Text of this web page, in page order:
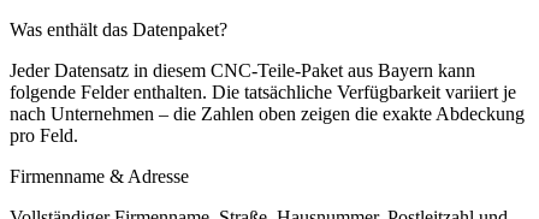
Was enthält das Datenpaket?
Jeder Datensatz in diesem CNC-Teile-Paket aus Bayern kann
folgende Felder enthalten. Die tatsächliche Verfügbarkeit variiert je
nach Unternehmen – die Zahlen oben zeigen die exakte Abdeckung
pro Feld.
Firmenname & Adresse